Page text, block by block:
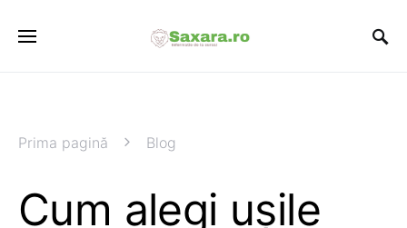
Prima pagină Blog
Cum alegi ușile